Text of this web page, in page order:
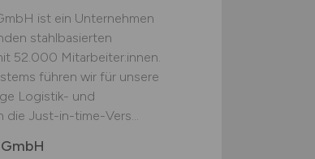
ist ein Unternehmen
stahlbasierten
52.000 Mitarbeiter:innen.
führen wir für unsere
Logistik- und
die Just-in-time-Vers...